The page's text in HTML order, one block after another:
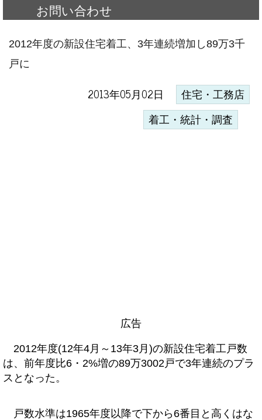
お問い合わせ
2012年度の新設住宅着工、3年連続増加し89万3千
戸に
2013年05月02日 住宅・工務店
着工・統計・調査
広告
2012年度(12年4月～13年3月)の新設住宅着工戸数
は、前年度比6・2%増の89万3002戸で3年連続のプラ
スとなった。
戸数水準は1965年度以降で下から6番目と高くはな